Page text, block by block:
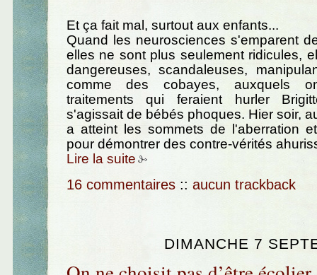
Et ça fait mal, surtout aux enfants...
Quand les neurosciences s'emparent
elles ne sont plus seulement ridicules,
dangereuses, scandaleuses,
comme des cobayes, auxquels
traitements qui feraient hurler
s'agissait de bébés phoques. Hier soir,
a atteint les sommets de l'aberration
pour démontrer des contre-vérités
Lire la suite
16 commentaires :: aucun trackback
DIMANCHE 7